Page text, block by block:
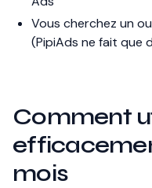
Vous cherchez un
(PipiAds ne fait que
Comment
mois